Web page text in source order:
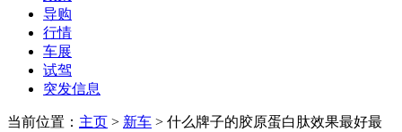
导购
行情
车展
试驾
突发信息
当前位置： 主页 > 新车 > 什么牌子的胶原蛋白肽效果最好最